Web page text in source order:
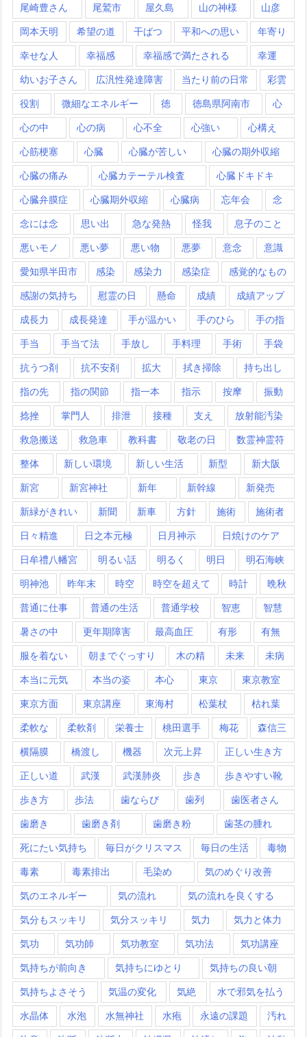
尾崎豊さん 尾鷲市 屋久島 山の神様 山彦
岡本天明 希望の道 干ばつ 平和への思い 年寄り
幸せな人 幸福感 幸福感で満たされる 幸運
幼いお子さん 広汎性発達障害 当たり前の日常 彩雲
役割 微細なエネルギー 徳 徳島県阿南市 心
心の中 心の病 心不全 心強い 心構え
心筋梗塞 心臓 心臓が苦しい 心臓の期外収縮
心臓の痛み 心臓カテーテル検査 心臓ドキドキ
心臓弁膜症 心臓期外収縮 心臓病 忘年会 念
念には念 思い出 急な発熱 怪我 息子のこと
悪いモノ 悪い夢 悪い物 悪夢 意念 意識
愛知県半田市 感染 感染力 感染症 感覚的なもの
感謝の気持ち 慰霊の日 懸命 成績 成績アップ
成長力 成長発達 手が温かい 手のひら 手の指
手当 手当て法 手放し 手料理 手術 手袋
抗うつ剤 抗不安剤 拡大 拭き掃除 持ち出し
指の先 指の関節 指一本 指示 按摩 振動
捻挫 掌門人 排泄 接種 支え 放射能汚染
救急搬送 救急車 教科書 敬老の日 数霊神霊符
整体 新しい環境 新しい生活 新型 新大阪
新宮 新宮神社 新年 新幹線 新発売
新緑がきれい 新聞 新車 方針 施術 施術者
日々精進 日之本元極 日月神示 日焼けのケア
日牟禮八幡宮 明るい話 明るく 明日 明石海峡
明神池 昨年末 時空 時空を超えて 時計 晩秋
普通に仕事 普通の生活 普通学校 智恵 智慧
暑さの中 更年期障害 最高血圧 有形 有無
服を着ない 朝までぐっすり 木の精 未来 未病
本当に元気 本当の姿 本心 東京 東京教室
東京方面 東京講座 東海村 松葉杖 枯れ葉
柔軟な 柔軟剤 栄養士 桃田選手 梅花 森信三
横隔膜 橋渡し 機器 次元上昇 正しい生き方
正しい道 武漢 武漢肺炎 歩き 歩きやすい靴
歩き方 歩法 歯ならび 歯列 歯医者さん
歯磨き 歯磨き剤 歯磨き粉 歯茎の腫れ
死にたい気持ち 毎日がクリスマス 毎日の生活 毒物
毒素 毒素排出 毛染め 気のめぐり改善
気のエネルギー 気の流れ 気の流れを良くする
気分もスッキリ 気分スッキリ 気力 気力と体力
気功 気功師 気功教室 気功法 気功講座
気持ちが前向き 気持ちにゆとり 気持ちの良い朝
気持ちよさそう 気温の変化 気絶 水で邪気を払う
水晶体 水泡 水無神社 水疱 永遠の課題 汚れ